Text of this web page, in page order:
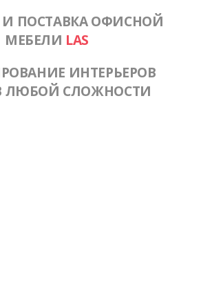
ПОСТАВКА ОФИСНОЙ
МЕБЕЛИ LAS
ИНТЕРЬЕРОВ
ЛЮБОЙ СЛОЖНОСТИ